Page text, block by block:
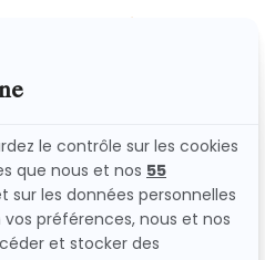
DE ROXANE
définit et vous
de Roxane utilise et
vous nous transmettez, le
le présent site
:
(ci-après le « Site »).
de confidentialité est
complétée à tout